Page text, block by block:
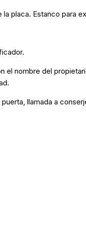
placa. Estanco para
el nombre del
llamada a